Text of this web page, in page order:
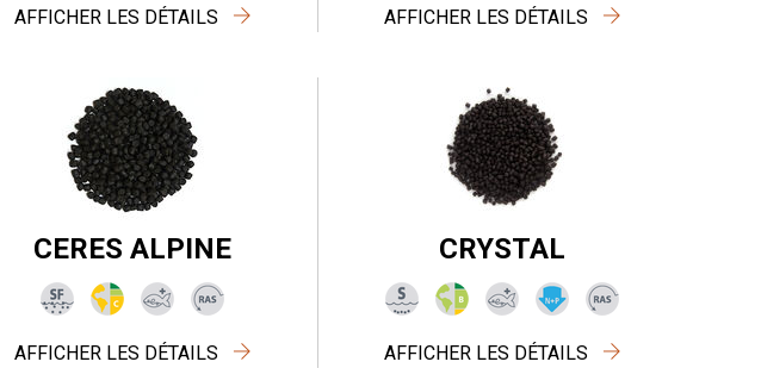
AFFICHER LES DÉTAILS AFFICHER LES DÉTAILS
CERES ALPINE
AFFICHER LES DÉTAILS
CRYSTAL
AFFICHER LES DÉTAILS